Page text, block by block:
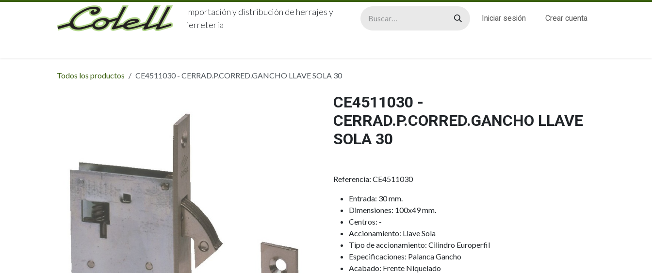
Ir al contenido
Importación y distribución de herrajes y
ferretería
Iniciar sesión Crear cuenta
Todos los productos CE4511030 - CERRAD.P.CORRED.GANCHO LLAVE SOLA 30
CE4511030 -
CERRAD.P.CORRED.GANCHO LLAVE
SOLA 30
Referencia: CE4511030
Entrada: 30 mm.
Dimensiones: 100x49 mm.
Centros: -
Accionamiento: Llave Sola
Tipo de accionamiento: Cilindro Europerfil
Especificaciones: Palanca Gancho
Acabado: Frente Niquelado